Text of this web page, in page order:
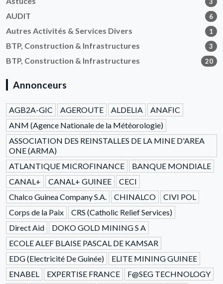
AUDIT 6
Autres Activités & Services Divers 1
BTP, Construction & Infrastructures 3
BTP, Construction & Infrastructures 20
Annonceurs
AGB2A-GIC AGEROUTE ALDELIA
ANAFIC
ANM (Agence Nationale de la Météorologie)
ASSOCIATION DES REINSTALLES DE LA MINE D'AREA
ONE (ARMA)
ATLANTIQUE MICROFINANCE
BANQUE MONDIALE
CANAL+
CANAL+ GUINEE
CECI
Chalco Guinea Company S.A.
CHINALCO
CIVI POL
Corps de la Paix
CRS (Catholic Relief Services)
Direct Aid
DOKO GOLD MINING S A
ECOLE ALEF BLAISE PASCAL DE KAMSAR
EDG (Electricité De Guinée)
ELITE MINING GUINEE
ENABEL
EXPERTISE FRANCE
F@SEG TECHNOLOGY